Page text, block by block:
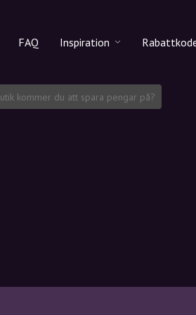
FAQ Inspiration
Makeup
Dela